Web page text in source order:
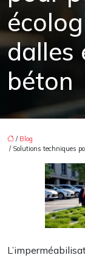
dalles
béton
/ Blog
/ Solutions techniques